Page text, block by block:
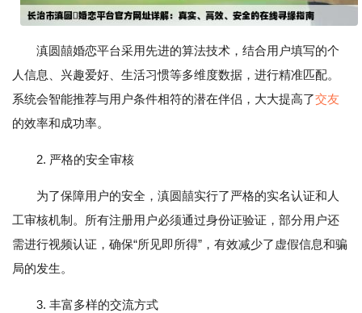
滇圆囍婚恋平台采用先进的算法技术，结合用户填写的个
人信息、兴趣爱好、生活习惯等多维度数据，进行精准匹配。
系统会智能推荐与用户条件相符的潜在伴侣，大大提高了交友
的效率和成功率。
2. 严格的安全审核
为了保障用户的安全，滇圆囍实行了严格的实名认证和人
工审核机制。所有注册用户必须通过身份证验证，部分用户还
需进行视频认证，确保“所见即所得”，有效减少了虚假信息和骗
局的发生。
3. 丰富多样的交流方式